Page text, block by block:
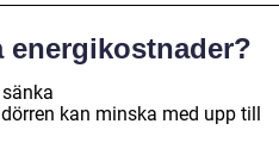
energikostnader?
kan minska med upp till